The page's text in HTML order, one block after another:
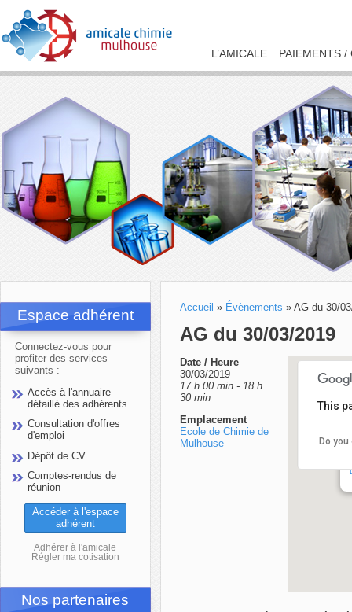
L’AMICALE PAIEMENTS /
Espace adhérent
Connectez-vous pour
profiter des services
suivants :
Accès à l'annuaire
détaillé des adhérents
Consultation d'offres
d'emploi
Dépôt de CV
Comptes-rendus de
réunion
Accéder à l'espace
adhérent
Adhérer à l'amicale
Régler ma cotisation
Nos partenaires
Accueil » Évènements » AG du 30/
AG du 30/03/2019
This
Do
Date / Heure
30/03/2019
17 h 00 min - 18 h
30 min
Emplacement
Ecole de Chimie de
Mulhouse